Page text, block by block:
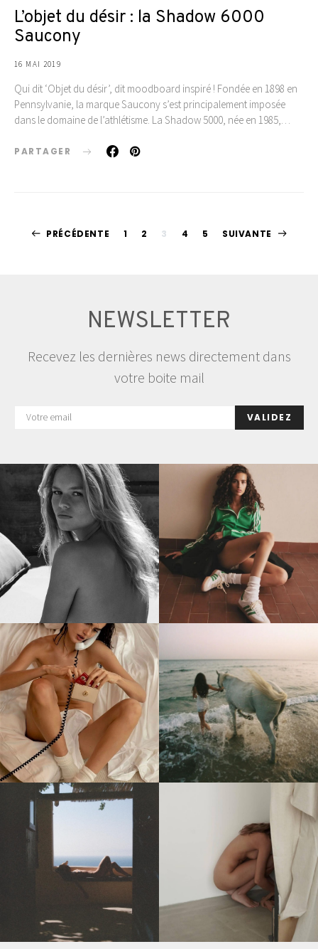
L’objet du désir : la Shadow 6000
Saucony
16 MAI 2019
Qui dit ‘Objet du désir’, dit moodboard inspiré ! Fondée en 1898 en
Pennsylvanie, la marque Saucony s’est principalement imposée
dans le domaine de l’athlétisme. La Shadow 5000, née en 1985,…
PARTAGER
Pagination
PRÉCÉDENTE 1 2 3 4 5 SUIVANTE
NEWSLETTER
Recevez les dernières news directement dans
votre boite mail
VALIDEZ